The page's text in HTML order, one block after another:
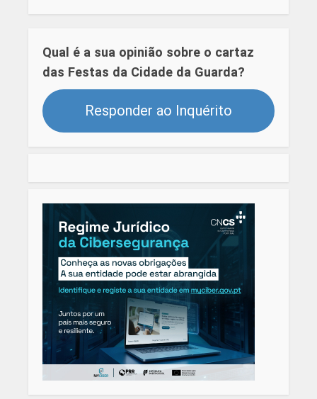
Qual é a sua opinião sobre o cartaz
das Festas da Cidade da Guarda?
Responder ao Inquérito